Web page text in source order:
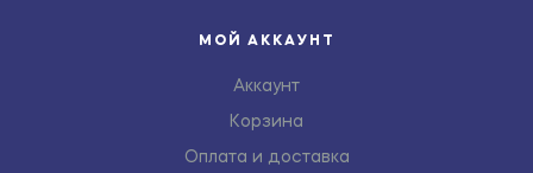
МОЙ АККАУНТ
Аккаунт
Корзина
Оплата и доставка